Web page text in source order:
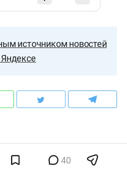
источником новостей
Автора 40